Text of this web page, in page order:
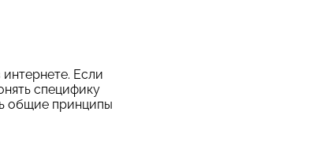
Если
специфику
общие принципы